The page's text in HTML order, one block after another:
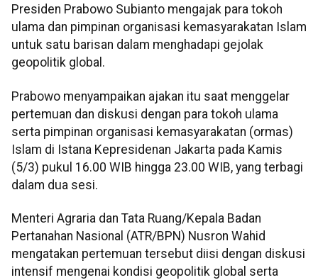
Presiden Prabowo Subianto mengajak para tokoh
ulama dan pimpinan organisasi kemasyarakatan Islam
untuk satu barisan dalam menghadapi gejolak
geopolitik global.
Prabowo menyampaikan ajakan itu saat menggelar
pertemuan dan diskusi dengan para tokoh ulama
serta pimpinan organisasi kemasyarakatan (ormas)
Islam di Istana Kepresidenan Jakarta pada Kamis
(5/3) pukul 16.00 WIB hingga 23.00 WIB, yang terbagi
dalam dua sesi.
Menteri Agraria dan Tata Ruang/Kepala Badan
Pertanahan Nasional (ATR/BPN) Nusron Wahid
mengatakan pertemuan tersebut diisi dengan diskusi
intensif mengenai kondisi geopolitik global serta